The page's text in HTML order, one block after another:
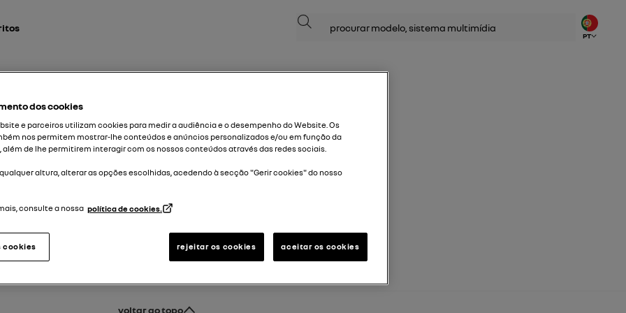
Busca
PT
voltar ao topo
dos cookies
e parceiros utilizam cookies para medir a audiência e o desempenho do Website. Os
nos permitem mostrar-lhe conteúdos e anúncios personalizados e/ou em função da
além de lhe permitirem interagir com os nossos conteúdos através das redes sociais.
altura, alterar as opções escolhidas, acedendo à secção "Gerir cookies" do nosso
consulte a nossa política de cookies.
rejeitar os cookies aceitar os cookies
cookies